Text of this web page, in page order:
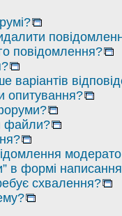
повідомлення?
опитування?
файли?
в формі
схвалення?